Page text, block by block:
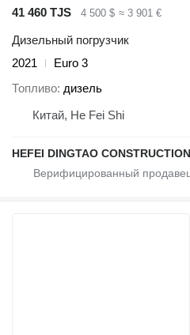
41 460 TJS
4 500 $ ≈ 3 901 €
Дизельный погрузчик
2021
Euro 3
Топливо дизель
Китай, He Fei Shi